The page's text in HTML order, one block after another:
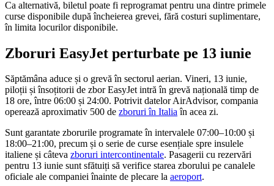
Ca alternativă, biletul poate fi reprogramat pentru una dintre primele
curse disponibile după încheierea grevei, fără costuri suplimentare,
în limita locurilor disponibile.
Zboruri EasyJet perturbate pe 13 iunie
Săptămâna aduce și o grevă în sectorul aerian. Vineri, 13 iunie,
piloții și însoțitorii de zbor EasyJet intră în grevă națională timp de
18 ore, între 06:00 și 24:00. Potrivit datelor AirAdvisor, compania
operează aproximativ 500 de zboruri în Italiaîn acea zi.
Sunt garantate zborurile programate în intervalele 07:00–10:00 și
18:00–21:00, precum și o serie de curse esențiale spre insulele
italiene și câteva zboruri intercontinentale. Pasagerii cu rezervări
pentru 13 iunie sunt sfătuiți să verifice starea zborului pe canalele
oficiale ale companiei înainte de plecare la aeroport.